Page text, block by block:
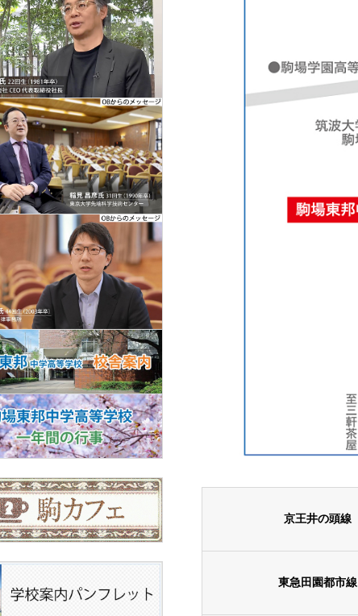
京王井の頭線
東急田園都市線